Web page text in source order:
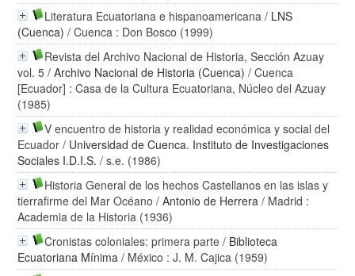
Literatura Ecuatoriana e hispanoamericana / LNS
(Cuenca) / Cuenca : Don Bosco (1999)
Revista del Archivo Nacional de Historia, Sección Azuay
vol. 5 /Archivo Nacional de Historia (Cuenca) / Cuenca
[Ecuador] : Casa de la Cultura Ecuatoriana, Núcleo del Azuay
(1985)
V encuentro de historia y realidad económica y social del
Ecuador / Universidad de Cuenca. Instituto de Investigaciones
Sociales I.D.I.S. / s.e. (1986)
Historia General de los hechos Castellanos en las islas y
tierrafirme del Mar Océano /Antonio de Herrera / Madrid :
Academia de la Historia (1936)
Cronistas coloniales: primera parte / Biblioteca
Ecuatoriana Mínima / México : J. M. Cajica (1959)